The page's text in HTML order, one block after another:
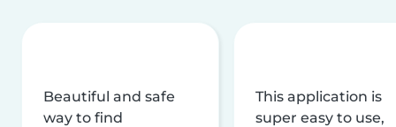
Beautiful and safe
way to find
This application is
super easy to use,